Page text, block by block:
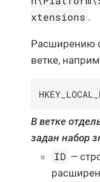
xtensions .
Расширению
ветке,
В ветке
задан набор
ID —